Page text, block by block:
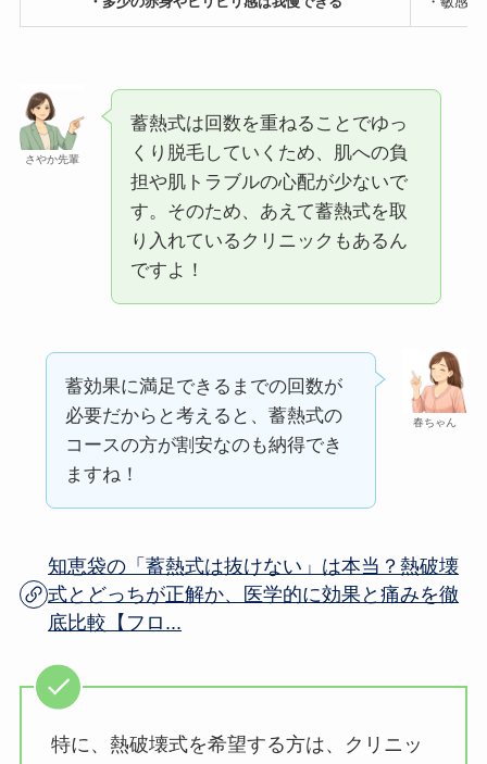
さやか先輩
蓄熱式は回数を重ねることでゆっ
くり脱毛していくため、肌への負
担や肌トラブルの心配が少ないで
す。そのため、あえて蓄熱式を取
り入れているクリニックもあるん
ですよ！
春ちゃん
蓄効果に満足できるまでの回数が
必要だからと考えると、蓄熱式の
コースの方が割安なのも納得でき
ますね！
知恵袋の「蓄熱式は抜けない」は本当？熱破壊
式とどっちが正解か、医学的に効果と痛みを徹
底比較【フロ...
特に、熱破壊式を希望する方は、クリニッ